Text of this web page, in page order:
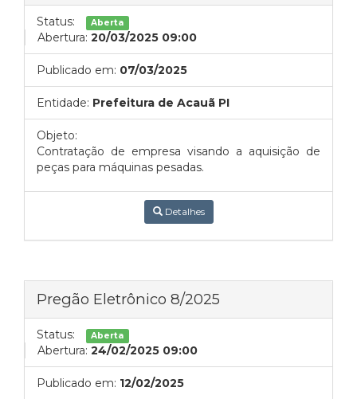
Status: Aberta
Abertura: 20/03/2025 09:00
Publicado em: 07/03/2025
Entidade: Prefeitura de Acauã PI
Objeto:
Contratação de empresa visando a aquisição de
peças para máquinas pesadas.
Detalhes
Pregão Eletrônico 8/2025
Status: Aberta
Abertura: 24/02/2025 09:00
Publicado em: 12/02/2025